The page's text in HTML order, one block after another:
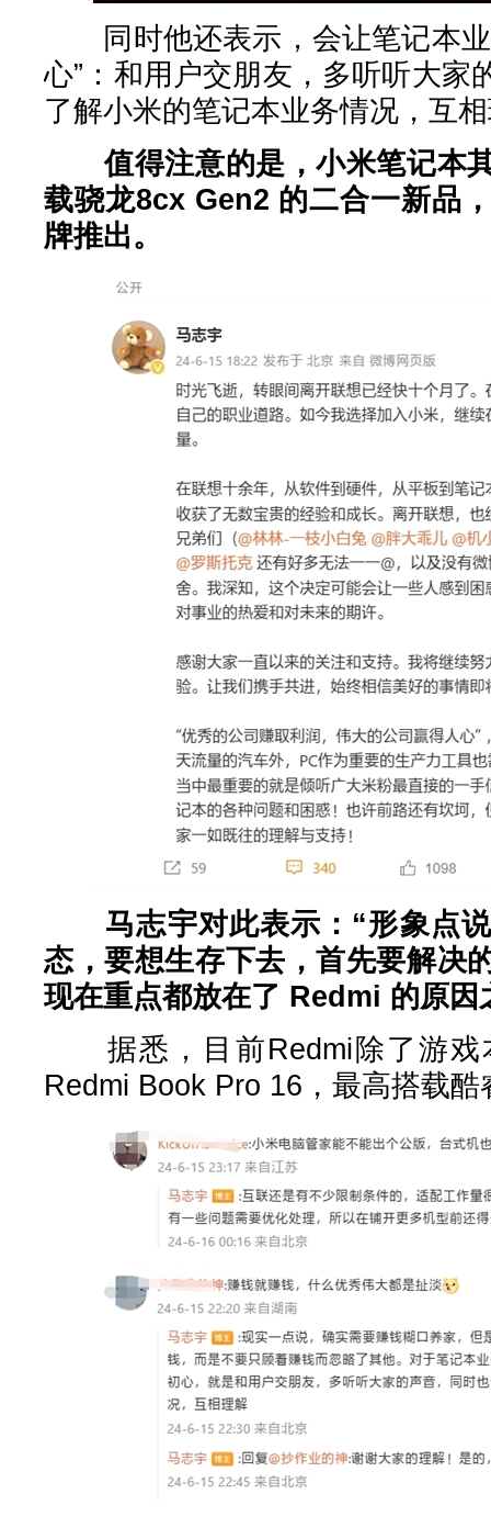
同时他还表示，会让笔记本业
心”：和用户交朋友，多听听大家
了解小米的笔记本业务情况，互
值得注意的是，小米笔记本
载骁龙8cx Gen2 的二合一新品
牌推出。
马志宇对此表示：“形象点
态，要想生存下去，首先要解决
现在重点都放在了 Redmi 的原因
据悉，目前Redmi除了游戏
Redmi Book Pro 16，最高搭载